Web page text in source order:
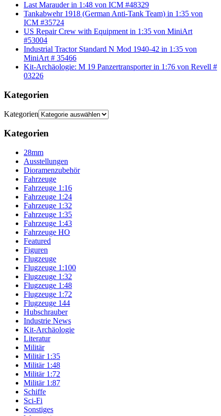
Last Marauder in 1:48 von ICM #48329
Tankabwehr 1918 (German Anti-Tank Team) in 1:35 von
ICM #35724
US Repair Crew with Equipment in 1:35 von MiniArt
#53004
Industrial Tractor Standard N Mod 1940-42 in 1:35 von
MiniArt # 35466
Kit-Archäologie: M 19 Panzertransporter in 1:76 von Revell #
03226
Kategorien
Kategorien
Kategorien
28mm
Ausstellungen
Dioramenzubehör
Fahrzeuge
Fahrzeuge 1:16
Fahrzeuge 1:24
Fahrzeuge 1:32
Fahrzeuge 1:35
Fahrzeuge 1:43
Fahrzeuge HO
Featured
Figuren
Flugzeuge
Flugzeuge 1:100
Flugzeuge 1:32
Flugzeuge 1:48
Flugzeuge 1:72
Flugzeuge 144
Hubschrauber
Industrie News
Kit-Archäologie
Literatur
Militär
Militär 1:35
Militär 1:48
Militär 1:72
Militär 1:87
Schiffe
Sci-Fi
Sonstiges